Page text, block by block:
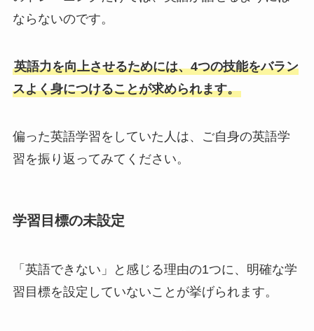
ならないのです。
英語力を向上させるためには、4つの技能をバラン
スよく身につけることが求められます。
偏った英語学習をしていた人は、ご自身の英語学
習を振り返ってみてください。
学習目標の未設定
「英語できない」と感じる理由の1つに、明確な学
習目標を設定していないことが挙げられます。